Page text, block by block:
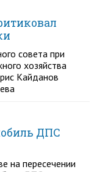
совета при
хозяйства
Кайданов
ДПС
на пересечении